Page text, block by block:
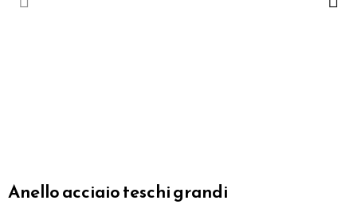
Anello acciaio teschi grandi